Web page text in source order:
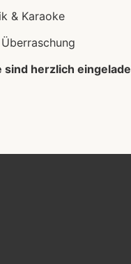
& Karaoke
sind herzlich